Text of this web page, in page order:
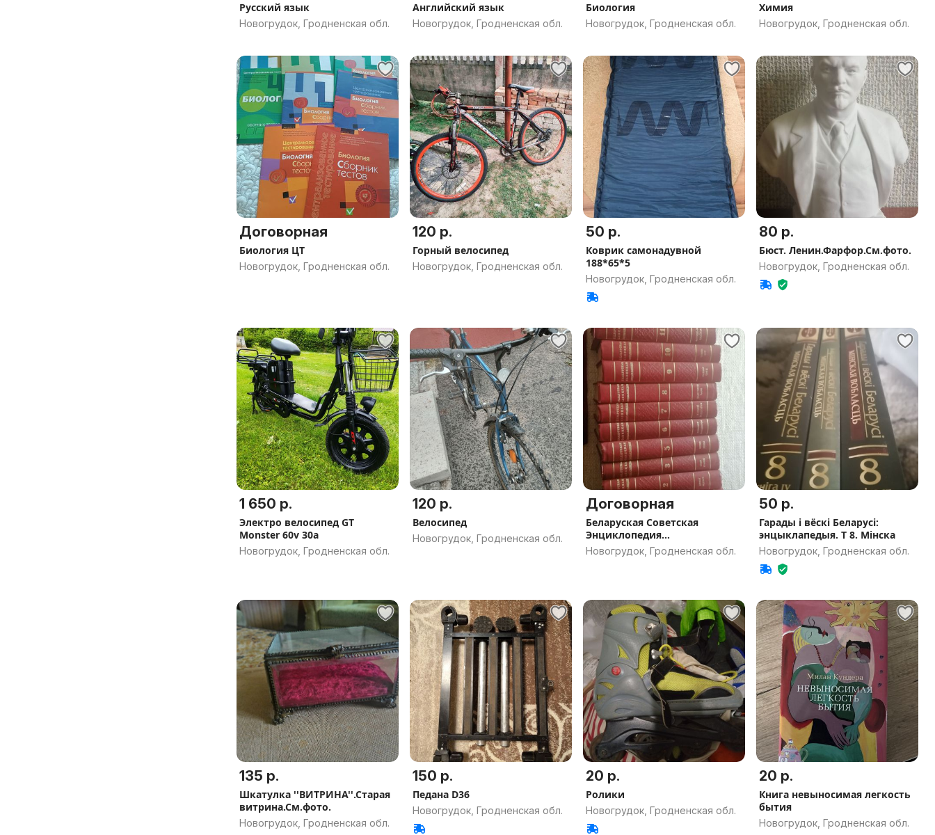
Русский язык
Новогрудок, Гродненская обл.
Английский язык
Новогрудок, Гродненская обл.
Биология
Новогрудок, Гродненская обл.
Химия
Новогрудок, Гродненская обл.
Договорная
Биология ЦТ
Новогрудок, Гродненская обл.
120 р.
Горный велосипед
Новогрудок, Гродненская обл.
50 р.
Коврик самонадувной
188*65*5
Новогрудок, Гродненская обл.
80 р.
Бюст. Ленин.Фарфор.См.фото.
Новогрудок, Гродненская обл.
1 650 р.
Электро велосипед GT
Monster 60v 30a
Новогрудок, Гродненская обл.
120 р.
Велосипед
Новогрудок, Гродненская обл.
Договорная
Беларуская Советская
Энциклопедия
1976г.См.фото.оп
Новогрудок, Гродненская обл.
50 р.
Гарады і вёскі Беларусі:
энцыклапедыя. Т 8. Мінска
Новогрудок, Гродненская обл.
135 р.
Шкатулка ''ВИТРИНА''.Старая
витрина.См.фото.
Новогрудок, Гродненская обл.
150 р.
Педана D36
Новогрудок, Гродненская обл.
20 р.
Ролики
Новогрудок, Гродненская обл.
20 р.
Книга невыносимая легкость
бытия
Новогрудок, Гродненская обл.